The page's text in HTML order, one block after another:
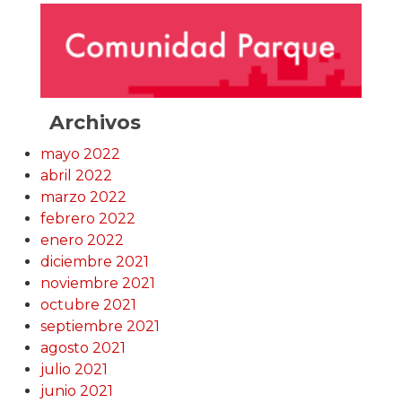
Archivos
mayo 2022
abril 2022
marzo 2022
febrero 2022
enero 2022
diciembre 2021
noviembre 2021
octubre 2021
septiembre 2021
agosto 2021
julio 2021
junio 2021